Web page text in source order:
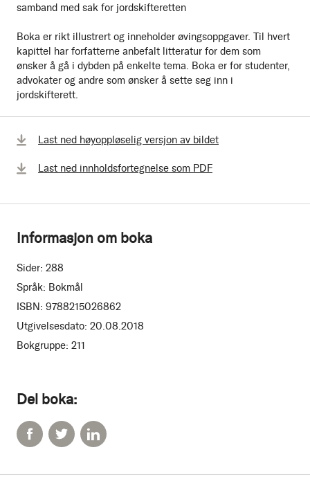
samband med sak for jordskifteretten
Boka er rikt illustrert og inneholder øvingsoppgaver. Til hvert
kapittel har forfatterne anbefalt litteratur for dem som
ønsker å gå i dybden på enkelte tema. Boka er for studenter,
advokater og andre som ønsker å sette seg inn i
jordskifterett.
Del boka:
Last ned høyoppløselig versjon av bildet
Last ned innholdsfortegnelse som PDF
Informasjon om boka
Sider: 288
Språk: Bokmål
ISBN: 9788215026862
Utgivelsesdato: 20.08.2018
Bokgruppe: 211